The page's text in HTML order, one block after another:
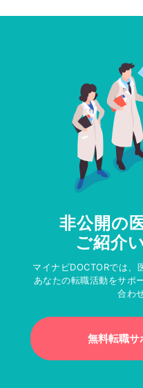
非公開の
ご紹介
マイナビDOCTORでは、
あなたの転職活動をサポ
合わ
無料転職サ